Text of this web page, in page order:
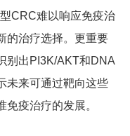
CRC难以响应免疫治
的治疗选择。更重要
别出PI3K/AKT和DNA
未来可通过靶向这些
疫治疗的发展。